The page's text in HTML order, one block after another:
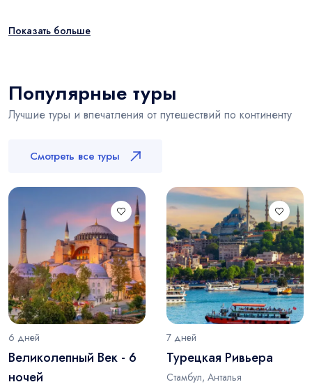
Показать больше
Популярные туры
Лучшие туры и впечатления от путешествий по континенту
Смотреть все туры
6 дней
Великолепный Век - 6
ночей
7 дней
Турецкая Ривьера
Стамбул, Анталья